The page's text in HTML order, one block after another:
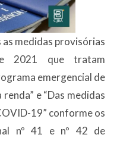
medidas provisórias
2021 que tratam
emergencial de
e “Das medidas
19” conforme os
nº 41 e nº 42 de